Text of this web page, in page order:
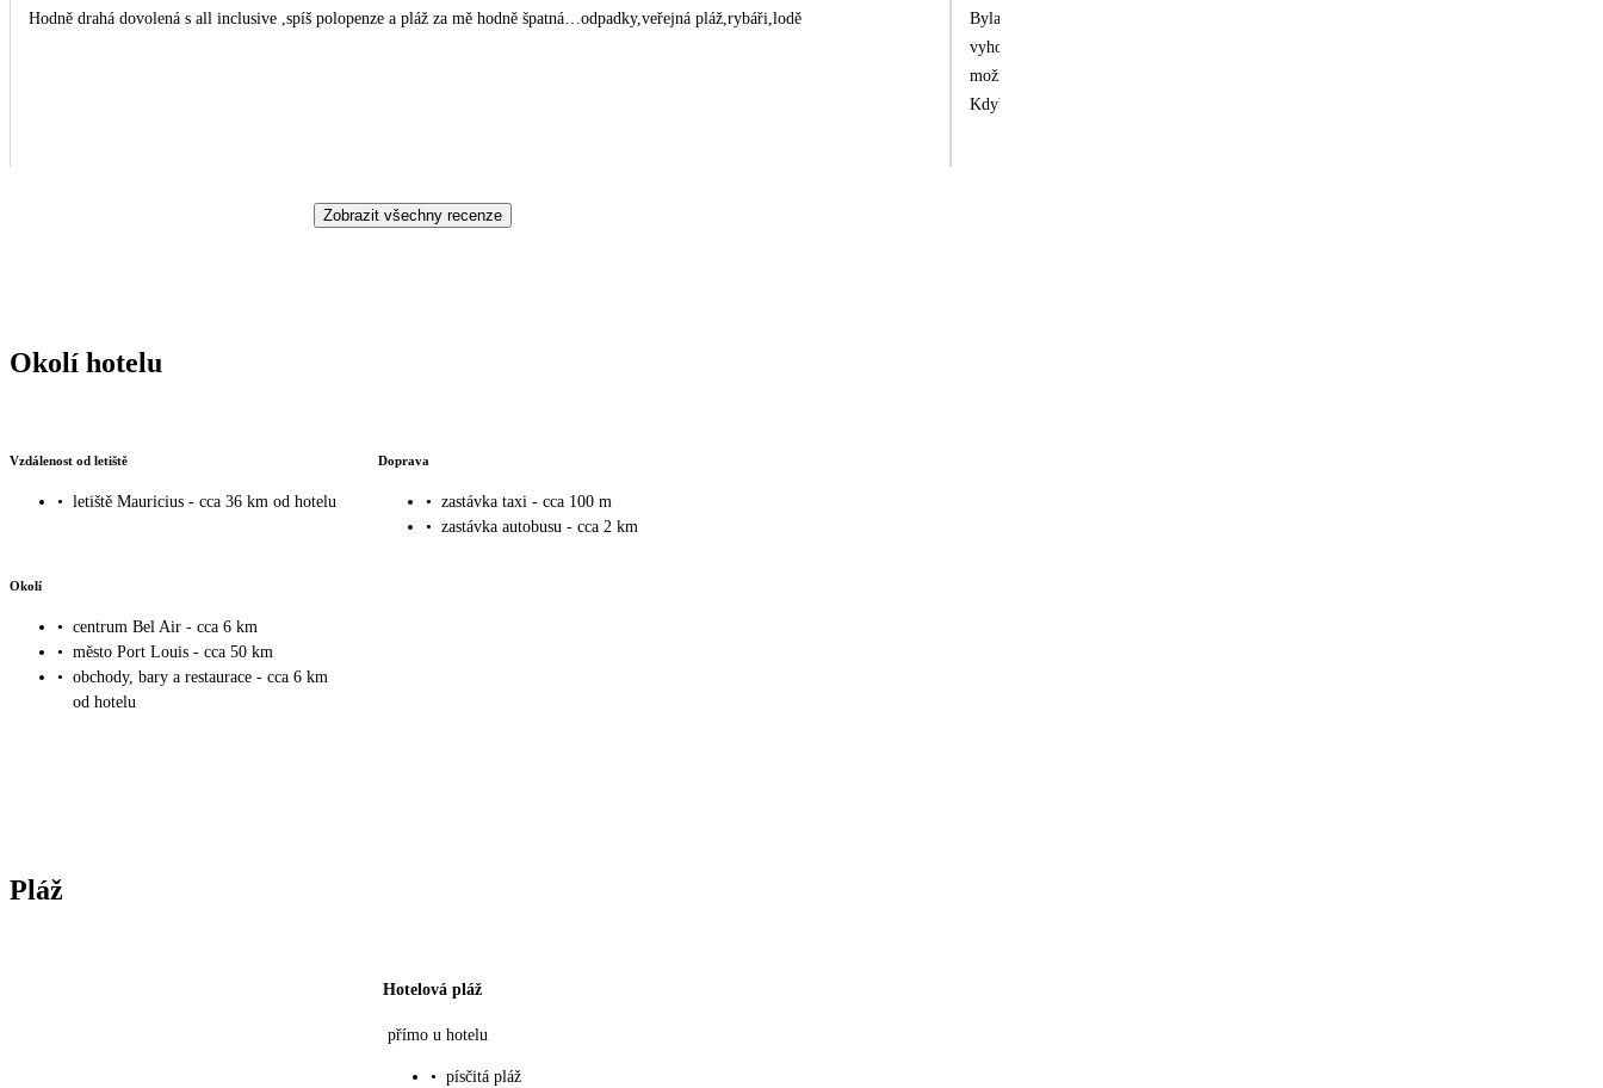
Hodně drahá dovolená s all inclusive ,spíš polopenze a pláž za mě hodně špatná…odpadky,veřejná pláž,rybáři,lodě
Byla to překrásná dovolená. Cesta sice úmorná,ale za tu krásu to stalo.K ničemu nemám
vyhovuje. Jídla bylo dostatek a bylo z čeho vybírat. Personál ochotný, usměvavý.
možnost plout lodkou na severní stranu ostrova, a to zdarma.Výlet s Olgou byl krásný.
Kdybychom byli mladší, určitě by jsme jeli znovu. Zuzana 23.3-2.4. 2026
Zobrazit všechny recenze
Okolí hotelu
Vzdálenost od letiště
• letiště Mauricius - cca 36 km od hotelu
Doprava
• zastávka taxi - cca 100 m
• zastávka autobusu - cca 2 km
Okolí
• centrum Bel Air - cca 6 km
• město Port Louis - cca 50 km
• obchody, bary a restaurace - cca 6 km
od hotelu
Pláž
Hotelová pláž
přímo u hotelu
• písčitá pláž